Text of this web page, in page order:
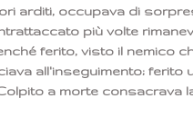
arditi, occupava di
più volte
ferito, visto il nemico
all'inseguimento; ferito
a morte consacrava